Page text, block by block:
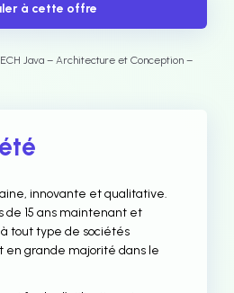
à cette offre
Java – Architecture et Conception –
innovante et qualitative.
de 15 ans maintenant et
tout type de sociétés
en grande majorité dans le